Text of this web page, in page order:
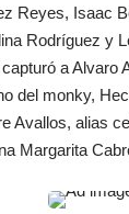
Reyes, Isaac
Rodríguez y
a Alvaro
del monky,
Avallos, alias
Margarita